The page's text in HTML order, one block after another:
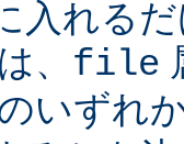
入れる
、 file
いずれ